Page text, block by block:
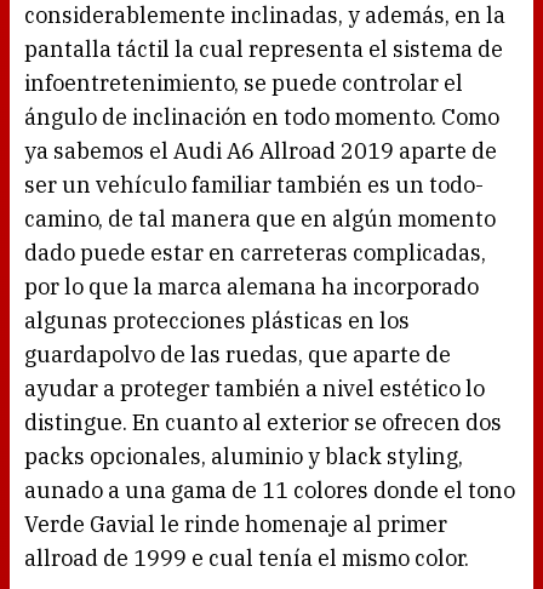
considerablemente inclinadas, y además, en la
pantalla táctil la cual representa el sistema de
infoentretenimiento, se puede controlar el
ángulo de inclinación en todo momento. Como
ya sabemos el Audi A6 Allroad 2019 aparte de
ser un vehículo familiar también es un todo-
camino, de tal manera que en algún momento
dado puede estar en carreteras complicadas,
por lo que la marca alemana ha incorporado
algunas protecciones plásticas en los
guardapolvo de las ruedas, que aparte de
ayudar a proteger también a nivel estético lo
distingue. En cuanto al exterior se ofrecen dos
packs opcionales, aluminio y black styling,
aunado a una gama de 11 colores donde el tono
Verde Gavial le rinde homenaje al primer
allroad de 1999 e cual tenía el mismo color.